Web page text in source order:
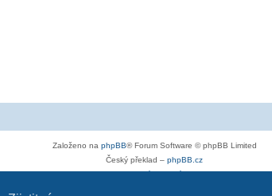
Založeno na phpBB® Forum Software © phpBB Limited
Český překlad – phpBB.cz
Soukromí|Podmínky